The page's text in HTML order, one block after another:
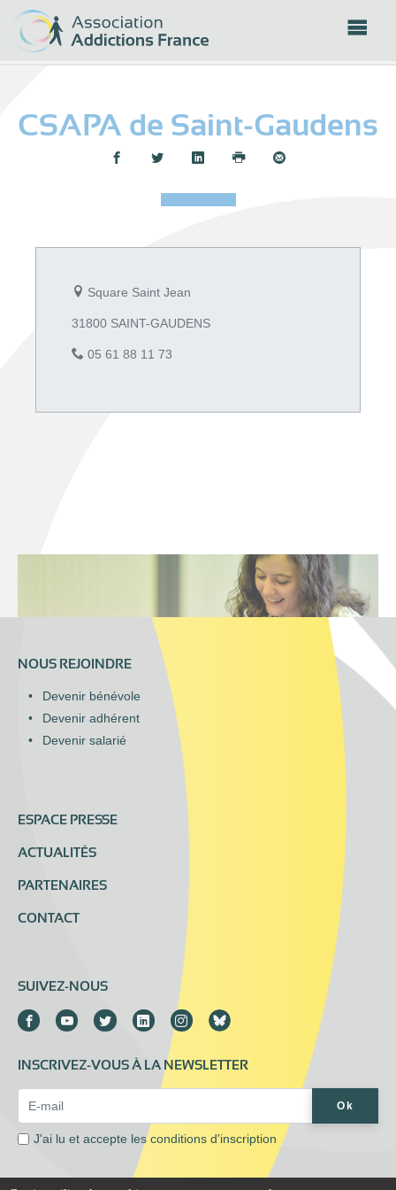
CSAPA de Saint-Gaudens
Partager :
Square Saint Jean
31800 SAINT-GAUDENS
05 61 88 11 73
NOUS REJOINDRE
Devenir bénévole
Devenir adhérent
Devenir salarié
ESPACE PRESSE
ACTUALITÉS
PARTENAIRES
CONTACT
SUIVEZ-NOUS
INSCRIVEZ-VOUS À LA NEWSLETTER
Ok
J'ai lu et accepte lesconditions d'inscription
Panneau de gestion des cookies